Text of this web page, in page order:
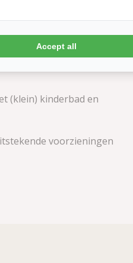
wellnessbungalow en
(klein) kinderbad en
voorzieningen
Accept all